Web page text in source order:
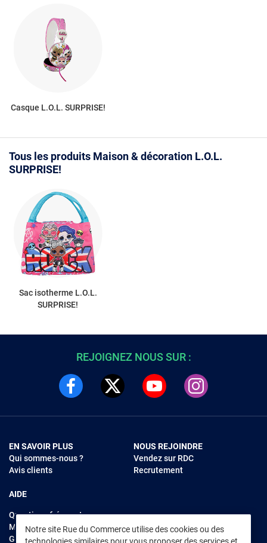
Casque L.O.L. SURPRISE!
Tous les produits Maison & décoration L.O.L.
SURPRISE!
Sac isotherme L.O.L.
SURPRISE!
REJOIGNEZ NOUS SUR :
EN SAVOIR PLUS
Qui sommes-nous ?
Avis clients
AIDE
Questions fréquentes
Modes de règlements
Garantie et retours
NOUS REJOINDRE
Vendez sur RDC
Recrutement
Notre site Rue du Commerce utilise des cookies ou des